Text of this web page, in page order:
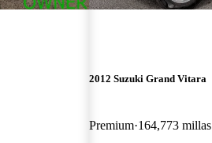
2012 Suzuki Grand Vitara
Premium 164,773 millas